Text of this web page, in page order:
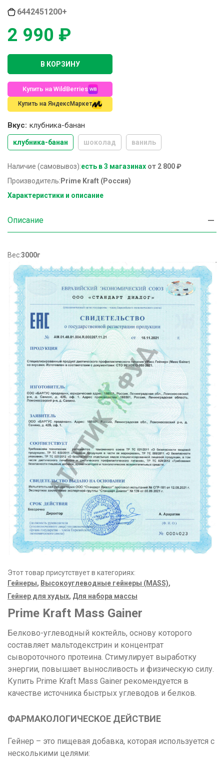
6442451200+
2 990 ₽
В КОРЗИНУ
Купить на WildBerries
Купить на ЯндексМаркет
Вкус: клубника-банан
клубника-банан шоколад ваниль
Наличие (самовывоз):есть в 3 магазинах от 2 800 ₽
Производитель: Prime Kraft (Россия)
Характеристики и описание
Описание
Вес:3000г
Этот товар присутствует в категориях:
Гейнеры, Высокоуглеводные гейнеры (MASS),
Гейнер для худых, Для набора массы
Prime Kraft Mass Gainer
Белково-углеводный коктейль, основу которого
составляет мальтодекстрин и концентрат
сывороточного протеина. Стимулирует выработку
энергии, повышает выносливость и физическую силу.
Купить Prime Kraft Mass Gainer рекомендуется в
качестве источника быстрых углеводов и белков.
ФАРМАКОЛОГИЧЕСКОЕ ДЕЙСТВИЕ
Гейнер – это пищевая добавка, которая используется с
несколькими целями: